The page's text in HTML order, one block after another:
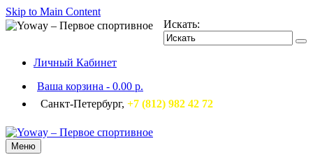
Skip to Main Content
Искать:
Личный Кабинет
Ваша корзина - 0.00 р.
Санкт-Петербург, +7 (812) 982 42 72
Меню